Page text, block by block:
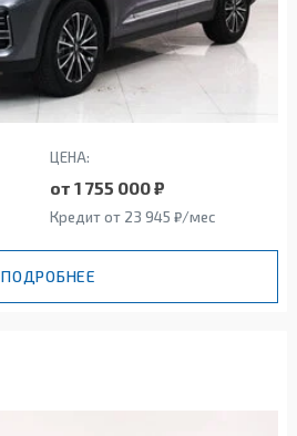
ЦЕНА:
от 1 755 000 ₽
Кредит от 23 945 ₽/мес
ПОДРОБНЕЕ